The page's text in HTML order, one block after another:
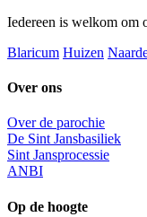
Iedereen is welkom om
Blaricum Huizen
Over ons
Over de parochie
De Sint Jansbasiliek
Sint Jansprocessie
ANBI
Op de hoogte